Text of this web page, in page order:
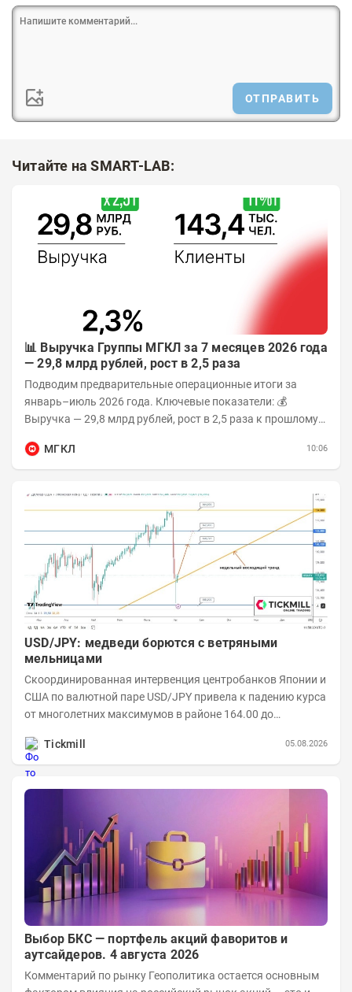
ОТПРАВИТЬ
Читайте на SMART-LAB:
📊 Выручка Группы МГКЛ за 7 месяцев 2026 года
— 29,8 млрд рублей, рост в 2,5 раза
Подводим предварительные операционные итоги за
январь–июль 2026 года. Ключевые показатели: 💰
Выручка — 29,8 млрд рублей, рост в 2,5 раза к прошлому
МГКЛ
10:06
USD/JPY: медведи борются с ветряными
мельницами
Скоординированная интервенция центробанков Японии и
США по валютной паре USD/JPY привела к падению курса
от многолетних максимумов в районе 164.00 до
Tickmill
05.08.2026
Выбор БКС — портфель акций фаворитов и
аутсайдеров. 4 августа 2026
Комментарий по рынку Геополитика остается основным